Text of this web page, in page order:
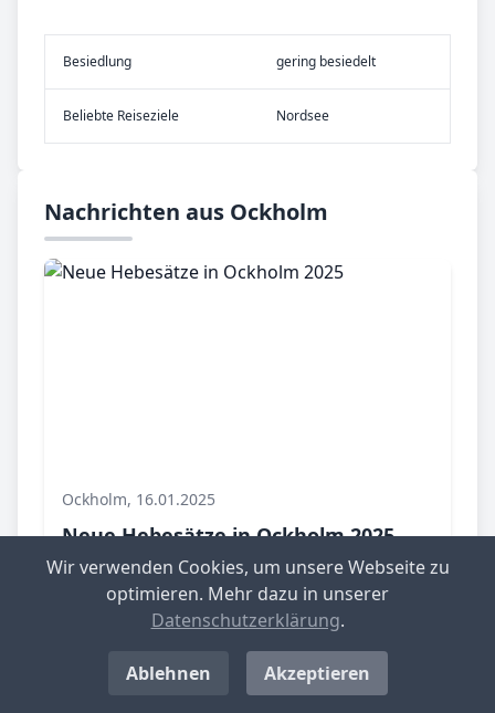
Be­sied­lung gering besiedelt
Be­lieb­te Rei­se­zie­le Nordsee
Nachrichten aus Ockholm
Ockholm, 16.01.2025
Neue Hebesätze in Ockholm 2025
Die Gemeinde Ockholm in Schleswig-
Holstein hat die Hebesätze für die Grund-
und Gewerbesteuer für das Jahr 2025
gewerbesteuer.net bekannt gegeben...
Ganzen Artikel lesen!
Wir verwenden Cookies, um unsere Webseite zu
optimieren. Mehr dazu in unserer
Datenschutzerklärung.
Ablehnen Akzeptieren